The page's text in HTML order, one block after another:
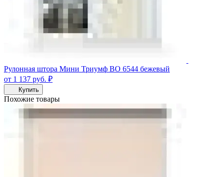
Рулонная штора Мини Триумф ВО 6544 бежевый
от 1 137 руб. ₽
Купить
Похожие товары